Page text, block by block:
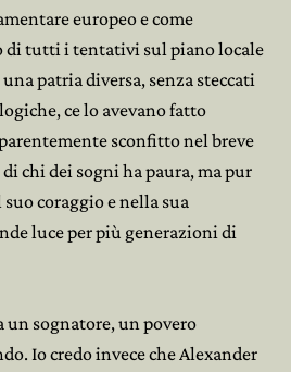
europeo e come
di tutti i tentativi sul piano locale
patria diversa, senza steccati
ce lo avevano fatto
sconfitto nel breve
chi dei sogni ha paura, ma pur
coraggio e nella sua
luce per più generazioni di
un sognatore, un povero
Io credo invece che Alexander